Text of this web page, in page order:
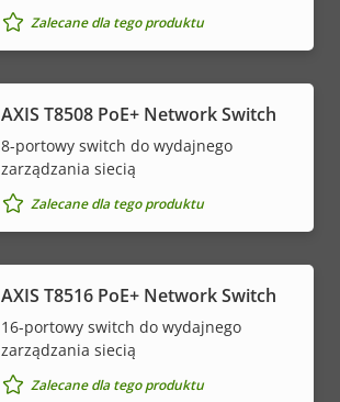
Zalecane dla tego produktu
AXIS T8508 PoE+ Network Switch
8-portowy switch do wydajnego
zarządzania siecią
Zalecane dla tego produktu
AXIS T8516 PoE+ Network Switch
16-portowy switch do wydajnego
zarządzania siecią
Zalecane dla tego produktu